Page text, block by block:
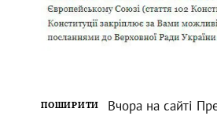
ПОШИРИТИ
Вчора на сайті